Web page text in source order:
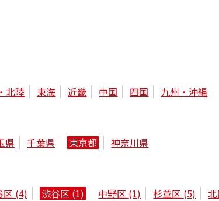
北陸 東海 近畿 中国 四国 九州・沖縄
県 千葉県 東京都 神奈川県
区 (4) 渋谷区 (1) 中野区 (1) 杉並区 (5)